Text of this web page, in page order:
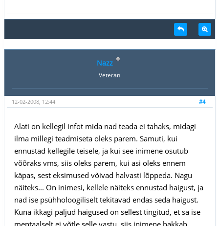
Nazz
Veteran
#4
12-02-2008, 12:44
Alati on kellegil infot mida nad teada ei tahaks, midagi
ilma millegi teadmiseta oleks parem. Samuti, kui
ennustad kellegile teisele, ja kui see inimene osutub
võõraks vms, siis oleks parem, kui asi oleks ennem
käpas, sest eksimused võivad halvasti lõppeda. Nagu
näiteks... On inimesi, kellele näiteks ennustad haigust, ja
nad ise psühholoogiliselt tekitavad endas seda haigust.
Kuna ikkagi paljud haigused on sellest tingitud, et sa ise
mentaalselt ei võtle selle vastu, siis inimene hakkab